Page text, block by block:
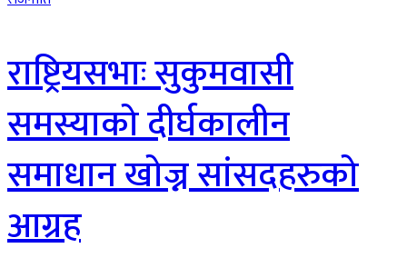
राष्ट्रियसभाः सुकुमवासी
समस्याको दीर्घकालीन
समाधान खोज्न सांसदहरुको
आग्रह